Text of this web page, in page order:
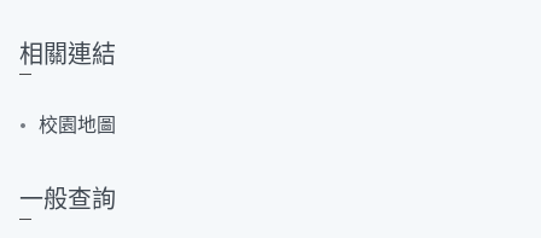
相關連結
校園地圖
一般查詢